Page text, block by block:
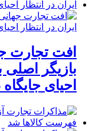
بازیگر اصلی
احیای